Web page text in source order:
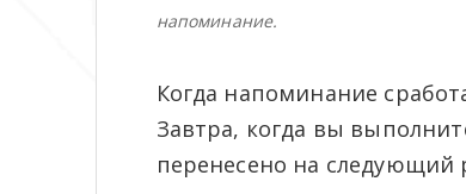
напоминание.
Когда напоминание
Завтра, когда вы
перенесено на следующий